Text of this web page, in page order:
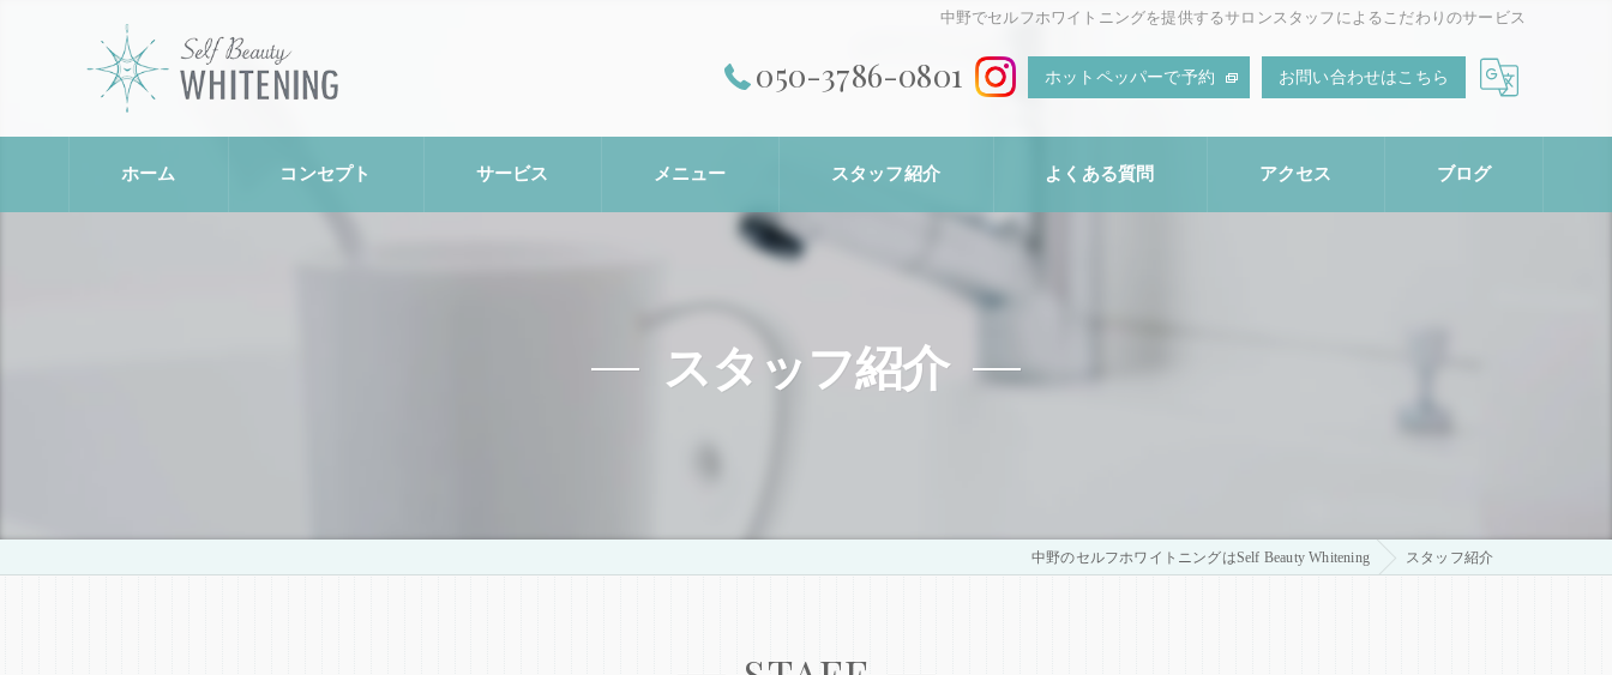
中野でセルフホワイトニングを提供するサロンスタッフによるこだわりのサービス
050-3786-0801 ホットペッパーで予約 お問い合わせはこちら
ホーム コンセプト サービス メニュー スタッフ紹介 よくある質問 アクセス ブログ
スタッフ紹介
中野のセルフホワイトニングはSelf Beauty Whitening スタッフ紹介